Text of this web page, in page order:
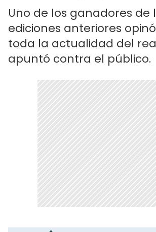
Uno de los ganadores de
ediciones anteriores
toda la actualidad del
apuntó contra el público.